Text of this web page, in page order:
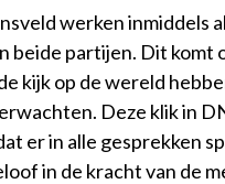
werken inmiddels
beide partijen. Dit komt
kijk op de wereld
Deze klik in
er in alle gesprekken
in de kracht van de